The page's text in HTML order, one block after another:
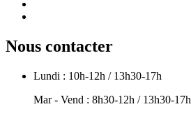
Nous contacter
Lundi : 10h-12h / 13h30-17h
Mar - Vend : 8h30-12h / 13h30-17h